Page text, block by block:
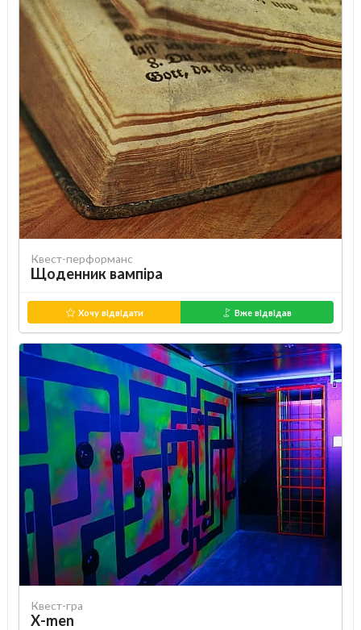
Квест-перформанс
Щоденник вампіра
Хочу відвідати Вже відвідав
Квест-гра
X-men